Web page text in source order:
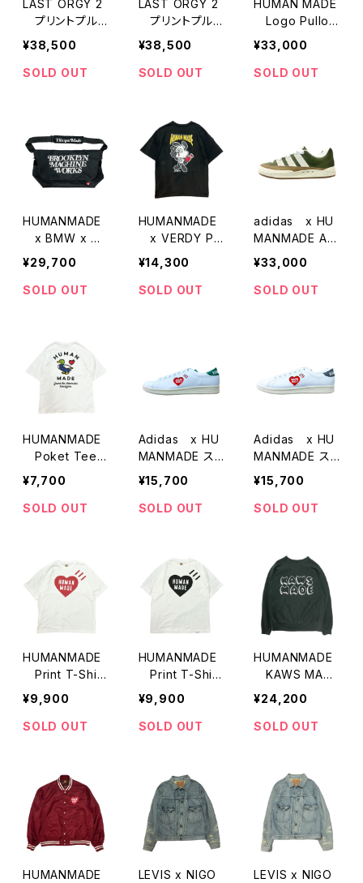
LAST ORGY 2
プリントプルオ
ーバーパーカー
¥38,500
SOLD OUT
LAST ORGY 2
プリントプルオ
ーバーパーカー
¥38,500
SOLD OUT
HUMAN MADE
Logo Pullov
er Sweat
¥33,000
SOLD OUT
HUMANMADE
x BMW x GD
C MESSANGE
R BAG
¥29,700
SOLD OUT
HUMANMADE
x VERDY Pri
nt Tee
¥14,300
SOLD OUT
adidas x HU
MANMADE ADI
MATIC
¥33,000
SOLD OUT
HUMANMADE
Poket Tee
（バックプリント
カモ）
¥7,700
SOLD OUT
Adidas x HU
MANMADE ス
タンスミス
¥15,700
SOLD OUT
Adidas x HU
MANMADE ス
タンスミス
¥15,700
SOLD OUT
HUMANMADE
Print T-Shirt
s (4.6.2023 Re
¥9,900
SOLD OUT
HUMANMADE
Print T-Shirt
s (4.6.2023 Bl
ack)
¥9,900
SOLD OUT
HUMANMADE
KAWS MADE
Sweat Shirts
¥24,200
SOLD OUT
HUMANMADE
LEVIS x NIGO
LEVIS x NIGO